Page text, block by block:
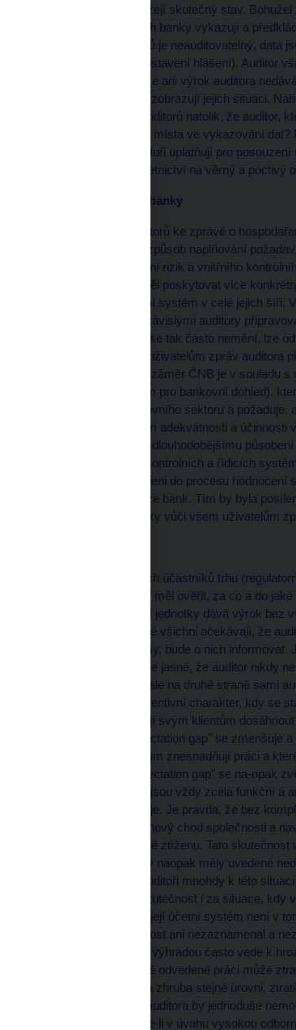
generuje údaje, jež odrážejí skutečný stav.
že v některých případech banky vykazují a
proces sestavení výkazů je neauditovatelný, data
značná chybovost při sestavení hlášení). Auditor
který data generuje, takže ani výrok auditora
zasílané bankami věrně zobrazují jejich situaci.
bankovního dohledu a auditorů natolik, že auditor,
na místě, neodhalí slabá místa ve vykazování
nemateriální? Nebo auditoři uplatňují pro
požadavek zákona o účetnictví na věrný a poctivý
Zpráva o hospodaření banky
V případě vyjádření auditorů ke zprávě o
bankovního dohledu na způsob naplňování
hodnocení systému řízení rizik a vnitřního
zprávy o hospodaření měl poskytovat více
rizik a její vnitřní kontrolní systém v celé jejich
kontrolních systémů nezávislými auditory
tomu, že systémy bank se tak často nemění, lze
platnost závěrů, což dá uživatelům zpráv auditora
významné chybě. Tento záměr ČNB je v souladu
též Basilejským výborem pro bankovní dohled),
systému regulace bankovního sektoru a
především s hodnocením adekvátnosti a
být vzhledem ke svému dlouhodobějšímu
funkčností jednotlivých kontrolních a řídicích
zkušenostem více zapojeni do procesu
využít ke zlepšení situace bank. Tím by byla
funkčnosti systémů banky vůči všem uživatelům
Rozdíl v očekávání všech účastníků trhu
veřejnosti), co by auditor měl ověřit, za co a do
pozitivního vývoje účetní jednotky dává výrok bez
vyvíjí a posouvá. Obecně všichni očekávají, že
pokud rozpozná problémy, bude o nich
tzv. "expectation gap" . Je jasné, že auditor nikdy
auditované společnosti, ale na druhé straně sami
tzn. zdůrazňují jeho preventivní charakter, kdy se
poradci, kteří napomáhají svým klientům
že prostor pro tzv. "expectation gap" se zmenšuje
uvádějí problémy, které jim znesnadňují práci a
zcela spolehnout a "expectation gap" se na-opak
jejich jednotlivé prvky nejsou vždy zcela funkční a
jednotka o sobě poskytuje. Je pravda, že bez
spolehnout na bezporuchový chod společnosti a
auditor svou práci značně ztíženu. Tato
výsledky auditu, které by naopak měly uvedené
výroku auditora. Sami auditoři mnohdy k této
upozornění na určitou skutečnost i za situace,
účetní jednotky, protože její účetní systém není v
společnosti tuto skutečnost ani nezaznamenal a
tím, že udělení výroku s výhradou často vede k
paradoxně při odpovědně odvedené práci může
jejich přístup k profesi na zhruba stejné úrovni,
opodstatnění - výměna auditora by jednoduše
účetní jednotky". Bereme-li v úvahu vysokou